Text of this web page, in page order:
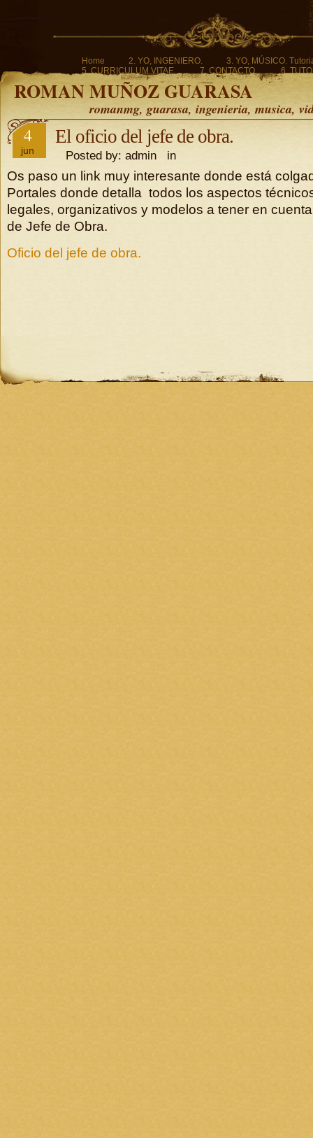
Home 2. YO, INGENIERO.
3. YO, MÚSICO.
5. CURRICULUM VITAE.
7. CONTACTO. 6.
ROMAN MUÑOZ GUARASA
romanmg, guarasa, ingenieria, musica,
4
jun
El oficio del jefe de obra.
Posted by: admin in
Os paso un link muy interesante donde está
Portales donde detalla todos los aspectos
legales, organizativos y modelos a tener en
de Jefe de Obra.
Oficio del jefe de obra.